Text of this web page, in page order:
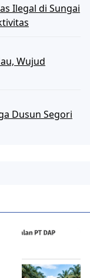
Ilegal di Sungai
Wujud
Dusun Segori